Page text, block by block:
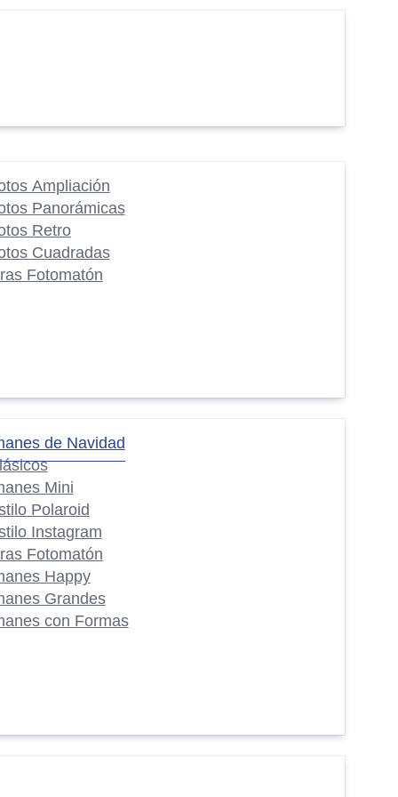
Ampliación
Panorámicas
Retro
Cuadradas
Fotomatón
de Navidad
Mini
Polaroid
Instagram
Fotomatón
Happy
Grandes
con Formas